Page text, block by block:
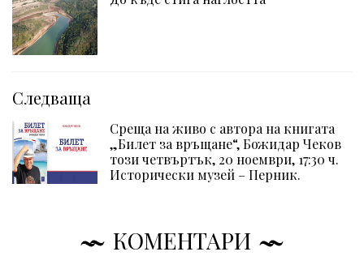
Следваща
Среща на живо с автора на книгата
„Билет за връщане“, Божидар Чеков
този четвъртък, 20 ноември, 17:30 ч.
Исторически музей – Перник.
КОМЕНТАРИ